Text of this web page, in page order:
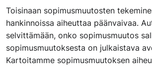
Toisinaan sopimusmuutosten
hankinnoissa aiheuttaa päänvaivaa.
selvittämään, onko sopimusmuutos
sopimusmuutoksesta on julkaistava
Kartoitamme sopimusmuutoksen